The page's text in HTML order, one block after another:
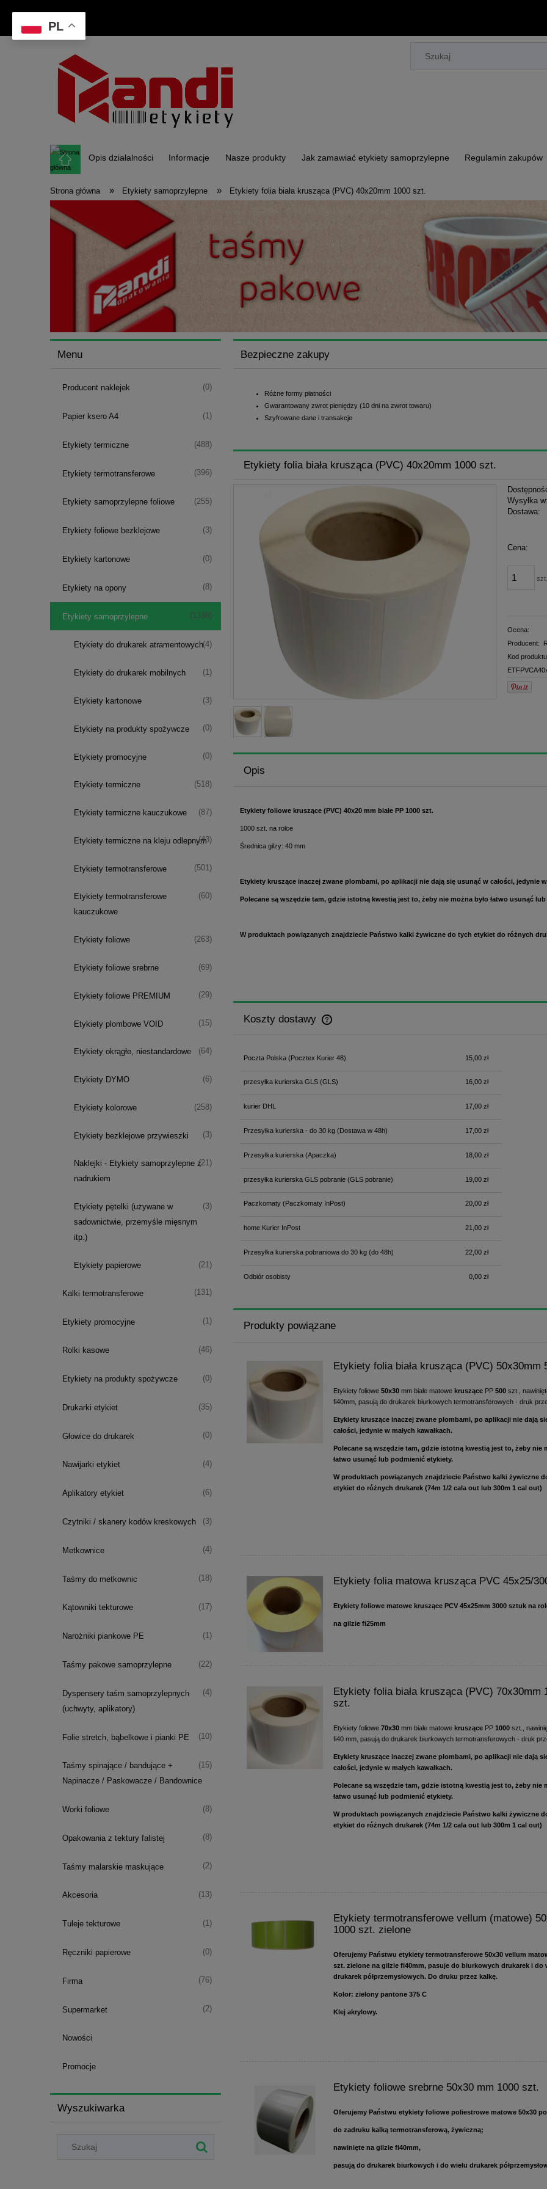
Opis działalności Informacje Nasze produkty Jak zamawiać etykiety samoprzylepne Regulamin zakupów
Strona główna » Etykiety samoprzylepne » Etykiety folia biała krusząca (PVC) 40x20mm 1000 szt.
Menu
Producent naklejek (0)
Papier ksero A4 (1)
Etykiety termiczne (488)
Etykiety termotransferowe (396)
Etykiety samoprzylepne foliowe (255)
Etykiety foliowe bezklejowe (3)
Etykiety kartonowe (0)
Etykiety na opony (8)
Etykiety samoprzylepne (1338)
Etykiety do drukarek atramentowych(4)
Etykiety do drukarek mobilnych (1)
Etykiety kartonowe (3)
Etykiety na produkty spożywcze (0)
Etykiety promocyjne (0)
Etykiety termiczne (518)
Etykiety termiczne kauczukowe (87)
Etykiety termiczne na kleju odlepnym
(43)
Etykiety termotransferowe (501)
Etykiety termotransferowe
kauczukowe
(60)
Etykiety foliowe (263)
Etykiety foliowe srebrne (69)
Etykiety foliowe PREMIUM (29)
Etykiety plombowe VOID (15)
Etykiety okrągłe, niestandardowe (64)
Etykiety DYMO (6)
Etykiety kolorowe (258)
Etykiety bezklejowe przywieszki (3)
Naklejki - Etykiety samoprzylepne z
nadrukiem
(21)
Etykiety pętelki (używane w
sadownictwie, przemyśle mięsnym
itp.)
(3)
Etykiety papierowe (21)
Kalki termotransferowe (131)
Etykiety promocyjne (1)
Rolki kasowe (46)
Etykiety na produkty spożywcze (0)
Drukarki etykiet (35)
Głowice do drukarek (0)
Nawijarki etykiet (4)
Aplikatory etykiet (6)
Czytniki / skanery kodów kreskowych (3)
Metkownice (4)
Taśmy do metkownic (18)
Kątowniki tekturowe (17)
Narożniki piankowe PE (1)
Taśmy pakowe samoprzylepne (22)
Dyspensery taśm samoprzylepnych
(uchwyty, aplikatory)
(4)
Folie stretch, bąbelkowe i pianki PE (10)
Taśmy spinające / bandujące +
Napinacze / Paskowacze / Bandownice
(15)
Worki foliowe (8)
Opakowania z tektury falistej (8)
Taśmy malarskie maskujące (2)
Akcesoria (13)
Tuleje tekturowe (1)
Ręczniki papierowe (0)
Firma (76)
Supermarket (2)
Nowości
Promocje
Wyszukiwarka
Bezpieczne zakupy
Różne formy płatności
Gwarantowany zwrot pieniędzy (10 dni na zwrot towaru)
Szyfrowane dane i transakcje
Etykiety folia biała krusząca (PVC) 40x20mm 1000 szt.
Wysyłka w:
Dostawa:
Cena:
szt.
Ocena:
Producent:
Kod
Opis
Etykiety foliowe kruszące (PVC) 40x20 mm białe PP 1000 szt.
1000 szt. na rolce
Średnica gilzy: 40 mm
Etykiety kruszące inaczej zwane plombami, po aplikacji nie dają się usunąć w całości, jedynie w
Polecane są wszędzie tam, gdzie istotną kwestią jest to, żeby nie można było łatwo usunąć
W produktach powiązanych znajdziecie Państwo kalki żywiczne do tych etykiet do różnych
Koszty dostawy
płatności
Poczta Polska(Pocztex Kurier 48) 15,00 zł
przesyłka kurierska GLS(GLS) 16,00 zł
kurier DHL 17,00 zł
Przesyłka kurierska - do 30 kg(Dostawa w 48h) 17,00 zł
Przesyłka kurierska (Apaczka) 18,00 zł
przesyłka kurierska GLS pobranie(GLS pobranie) 19,00 zł
Paczkomaty(Paczkomaty InPost) 20,00 zł
home Kurier InPost 21,00 zł
Przesyłka kurierska pobraniowa do 30 kg(do 48h) 22,00 zł
Odbiór osobisty 0,00 zł
Produkty powiązane
Etykiety folia biała krusząca (PVC) 50x30mm
Etykiety foliowe50x30 mm białe matowekruszące PP500 szt.,
fi40mm, pasują do drukarek biurkowych termotransferowych - druk
Etykiety kruszące inaczej zwane plombami, po aplikacji nie dają
całości, jedynie w małych kawałkach.
Polecane są wszędzie tam, gdzie istotną kwestią jest to, żeby nie
łatwo usunąć lub podmienić etykiety.
W produktach powiązanych znajdziecie Państwo kalki żywiczne
etykiet do różnych drukarek (74m 1/2 cala out lub 300m 1 cal out)
Etykiety folia matowa krusząca PVC 45x25/
Etykiety foliowe matowe kruszące PCV 45x25mm 3000 sztuk na
na gilzie fi25mm
Etykiety folia biała krusząca (PVC) 70x30mm
szt.
Etykiety foliowe70x30 mm białe matowekruszące PP1000 szt.,
fi40 mm, pasują do drukarek biurkowych termotransferowych - druk
Etykiety kruszące inaczej zwane plombami, po aplikacji nie dają
całości, jedynie w małych kawałkach.
Polecane są wszędzie tam, gdzie istotną kwestią jest to, żeby nie
łatwo usunąć lub podmienić etykiety.
W produktach powiązanych znajdziecie Państwo kalki żywiczne
etykiet do różnych drukarek (74m 1/2 cala out lub 300m 1 cal out)
Etykiety termotransferowe vellum (matowe)
1000 szt. zielone
Oferujemy Państwu etykiety termotransferowe 50x30 vellum
szt. zielone na gilzie fi40mm, pasuje do biurkowych drukarek i do
drukarek półprzemysłowych. Do druku przez kalkę.
Kolor: zielony pantone 375 C
Klej akrylowy.
Etykiety foliowe srebrne 50x30 mm 1000 szt.
Oferujemy Państwu etykiety foliowe poliestrowe matowe 50x30
do zadruku kalką termotransferową, żywiczną;
nawinięte na gilzie fi40mm,
pasują do drukarek biurkowych i do wielu drukarek
PL